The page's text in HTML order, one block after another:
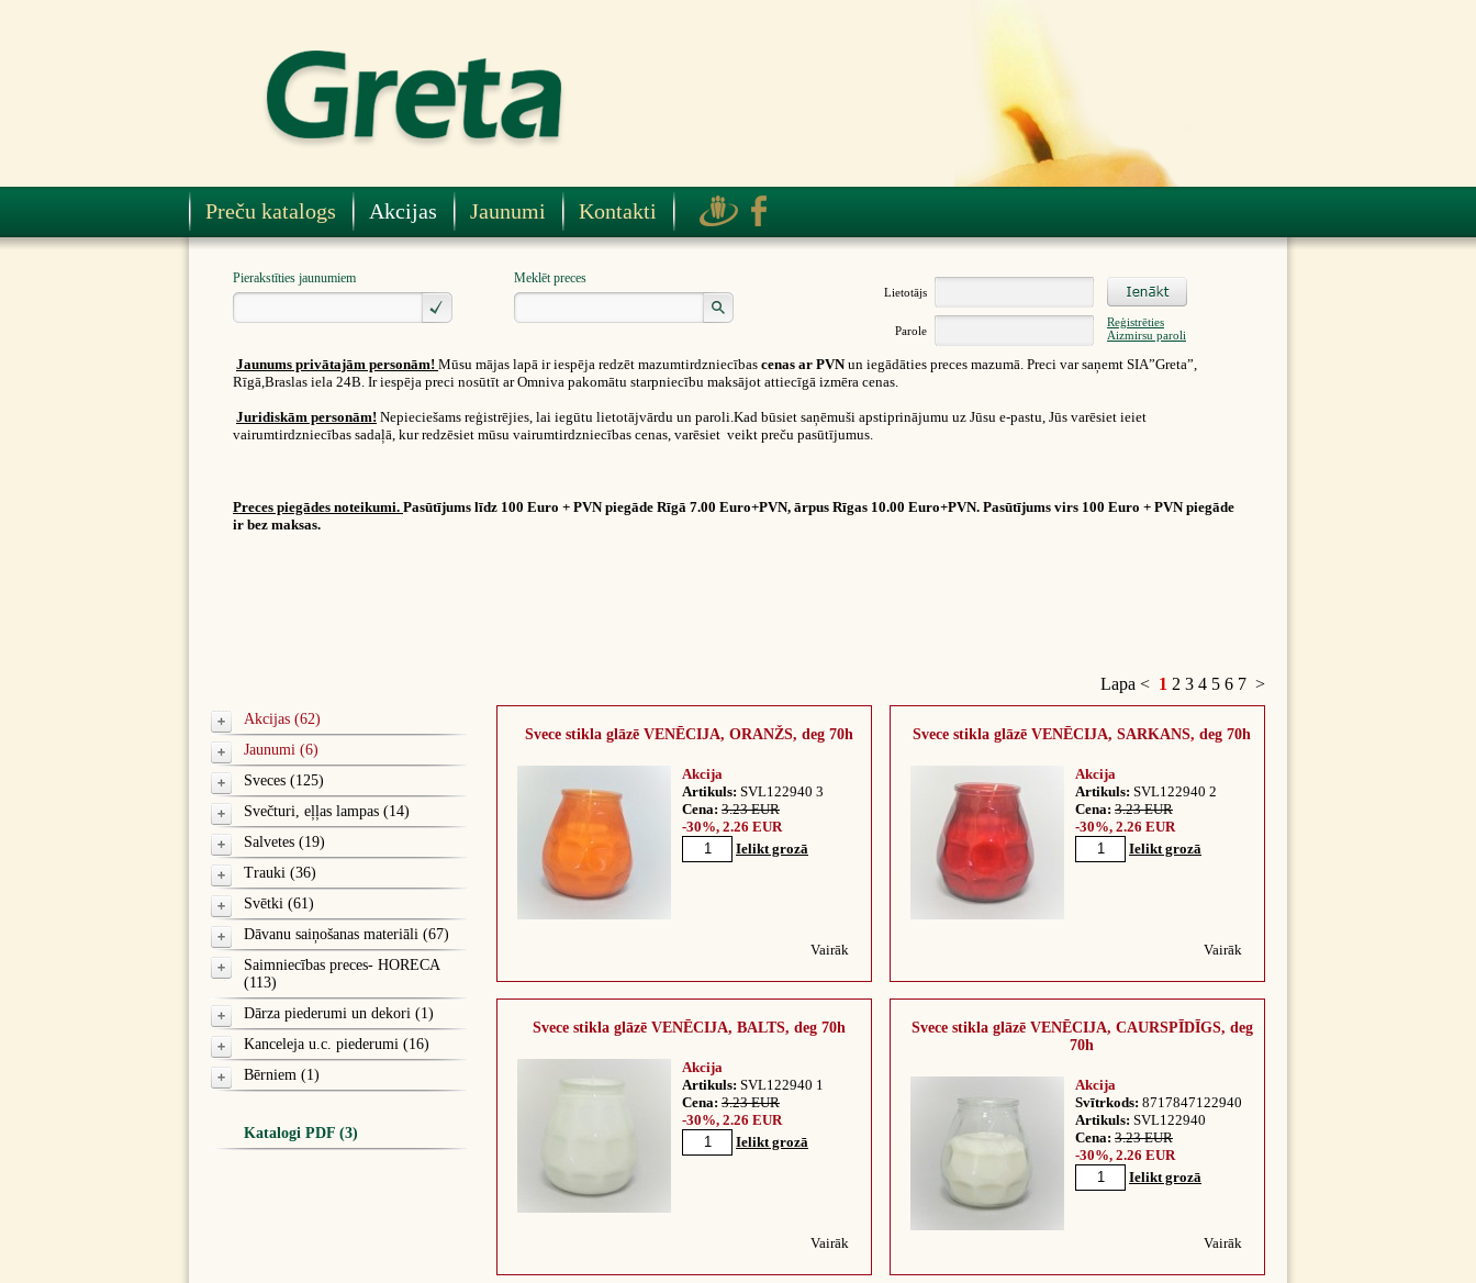
Preču katalogs Akcijas Jaunumi Kontakti
Pierakstīties jaunumiem Meklēt preces
Lietotājs
Parole
Reģistrēties
Aizmirsu paroli
Jaunums privātajām personām! Mūsu mājas lapā ir iespēja redzēt mazumtirdzniecības cenas ar PVNun iegādāties preces mazumā. Preci var saņemt SIA”Greta”,
Rīgā,Braslas iela 24B. Ir iespēja preci nosūtīt ar Omniva pakomātu starpniecību maksājot attiecīgā izmēra cenas.
Juridiskām personām! Nepieciešams reģistrējies, lai iegūtu lietotājvārdu un paroli.Kad būsiet saņēmuši apstiprinājumu uz Jūsu e-pastu, Jūs varēsiet ieiet
vairumtirdzniecības sadaļā, kur redzēsiet mūsu vairumtirdzniecības cenas, varēsiet veikt preču pasūtījumus.
Preces piegādes noteikumi. Pasūtījums līdz 100 Euro + PVN piegāde Rīgā 7.00 Euro+PVN, ārpus Rīgas 10.00 Euro+PVN. Pasūtījums virs 100 Euro + PVN piegāde
ir bez maksas.
Akcijas (62)
Jaunumi (6)
Sveces (125)
Svečturi, eļļas lampas (14)
Salvetes (19)
Trauki (36)
Svētki (61)
Dāvanu saiņošanas materiāli (67)
Saimniecības preces- HORECA
(113)
Dārza piederumi un dekori (1)
Kanceleja u.c. piederumi (16)
Bērniem (1)
Katalogi PDF (3)
Lapa < 1 2 3 4 5 6 7 >
Svece stikla glāzē VENĒCIJA, ORANŽS, deg 70h
Akcija
Artikuls: SVL122940 3
Cena: 3.23 EUR
-30%, 2.26 EUR
Ielikt grozā
Vairāk
Svece stikla glāzē VENĒCIJA, SARKANS, deg 70h
Akcija
Artikuls: SVL122940 2
Cena: 3.23 EUR
-30%, 2.26 EUR
Ielikt grozā
Vairāk
Svece stikla glāzē VENĒCIJA, BALTS, deg 70h
Akcija
Artikuls: SVL122940 1
Cena: 3.23 EUR
-30%, 2.26 EUR
Ielikt grozā
Vairāk
Svece stikla glāzē VENĒCIJA, CAURSPĪDĪGS, deg
70h
Akcija
Svītrkods: 8717847122940
Artikuls: SVL122940
Cena: 3.23 EUR
-30%, 2.26 EUR
Ielikt grozā
Vairāk